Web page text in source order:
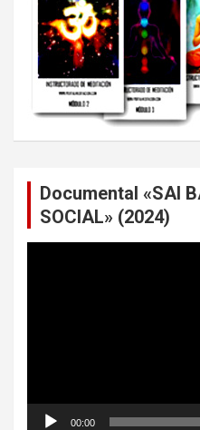
Documental «SAI
SOCIAL» (2024)
00:00